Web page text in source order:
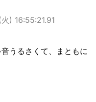
) 16:55:21.91
うるさくて、まともに